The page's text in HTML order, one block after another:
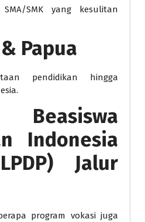
SMK yang kesulitan
Papua
pendidikan hingga
Indonesia
Jalur
program vokasi juga